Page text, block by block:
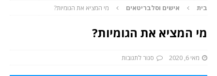
בית אישים וסלבריטאים מי המציא את הגומיות?
מי המציא את הגומיות?
מאי 6, 2020 סגור לתגובות